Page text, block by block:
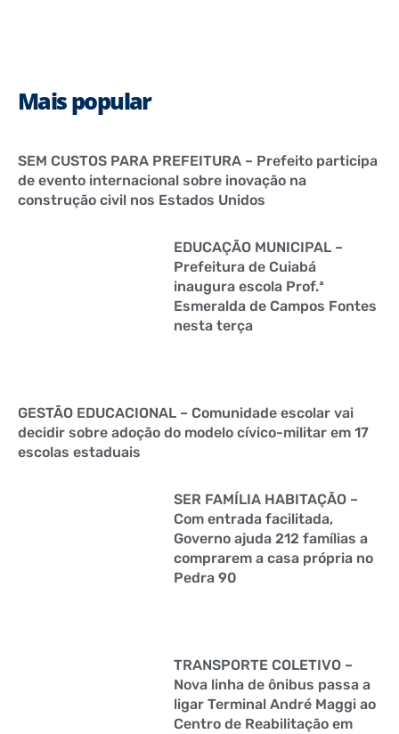
Mais popular
SEM CUSTOS PARA PREFEITURA – Prefeito participa
de evento internacional sobre inovação na
construção civil nos Estados Unidos
EDUCAÇÃO MUNICIPAL –
Prefeitura de Cuiabá
inaugura escola Prof.ª
Esmeralda de Campos Fontes
nesta terça
GESTÃO EDUCACIONAL – Comunidade escolar vai
decidir sobre adoção do modelo cívico-militar em 17
escolas estaduais
SER FAMÍLIA HABITAÇÃO –
Com entrada facilitada,
Governo ajuda 212 famílias a
comprarem a casa própria no
Pedra 90
TRANSPORTE COLETIVO –
Nova linha de ônibus passa a
ligar Terminal André Maggi ao
Centro de Reabilitação em